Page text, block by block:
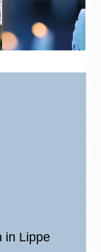
in Lippe